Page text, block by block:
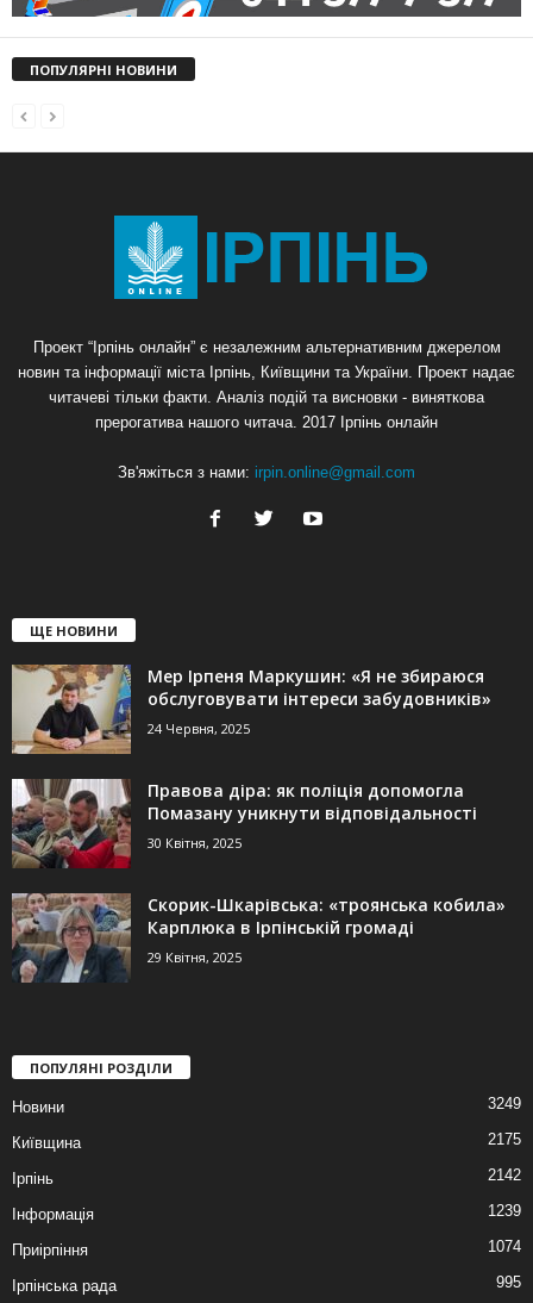
ПОПУЛЯРНІ НОВИНИ
Проект “Ірпінь онлайн” є незалежним альтернативним джерелом
новин та інформації міста Ірпінь, Київщини та України. Проект надає
читачеві тільки факти. Аналіз подій та висновки - виняткова
прерогатива нашого читача. 2017 Ірпінь онлайн
Зв'яжіться з нами: irpin.online@gmail.com
ЩЕ НОВИНИ
Мер Ірпеня Маркушин: «Я не збираюся
обслуговувати інтереси забудовників»
24 Червня, 2025
Правова діра: як поліція допомогла
Помазану уникнути відповідальності
30 Квітня, 2025
Скорик-Шкарівська: «троянська кобила»
Карплюка в Ірпінській громаді
29 Квітня, 2025
ПОПУЛЯНІ РОЗДІЛИ
Новини 3249
Київщина 2175
Ірпінь 2142
Інформація 1239
Приірпіння 1074
Ірпінська рада 995